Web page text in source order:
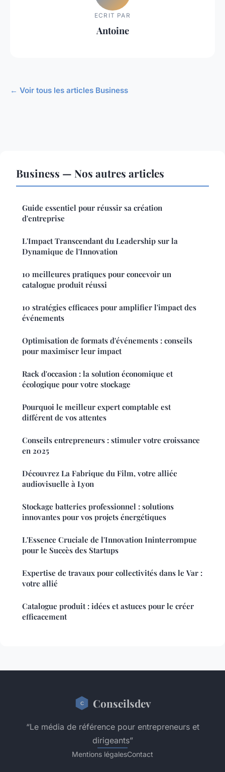
ECRIT PAR
Antoine
← Voir tous les articles Business
Business — Nos autres articles
Guide essentiel pour réussir sa création
d'entreprise
L'Impact Transcendant du Leadership sur la
Dynamique de l'Innovation
10 meilleures pratiques pour concevoir un
catalogue produit réussi
10 stratégies efficaces pour amplifier l'impact des
événements
Optimisation de formats d'événements : conseils
pour maximiser leur impact
Rack d'occasion : la solution économique et
écologique pour votre stockage
Pourquoi le meilleur expert comptable est
différent de vos attentes
Conseils entrepreneurs : stimuler votre croissance
en 2025
Découvrez La Fabrique du Film, votre alliée
audiovisuelle à Lyon
Stockage batteries professionnel : solutions
innovantes pour vos projets énergétiques
L'Essence Cruciale de l'Innovation Ininterrompue
pour le Succès des Startups
Expertise de travaux pour collectivités dans le Var :
votre allié
Catalogue produit : idées et astuces pour le créer
efficacement
Conseilsdev
“Le média de référence pour entrepreneurs et
dirigeants”
Mentions légalesContact